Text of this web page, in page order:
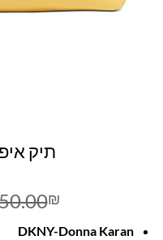
תיק
₪
DKNY-Donna Karan